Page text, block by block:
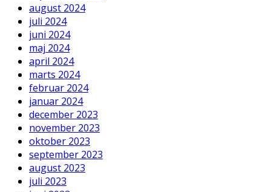
august 2024
juli 2024
juni 2024
maj 2024
april 2024
marts 2024
februar 2024
januar 2024
december 2023
november 2023
oktober 2023
september 2023
august 2023
juli 2023